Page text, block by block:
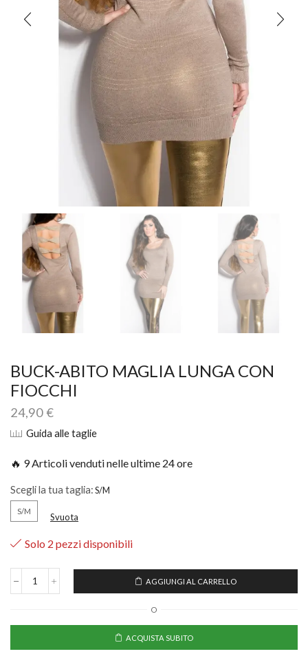
BUCK-ABITO MAGLIA LUNGA CON
FIOCCHI
24,90€
Guida alle taglie
🔥 9 Articoli venduti nelle ultime 24 ore
Scegli la tua taglia:
S/M Svuota
Solo 2 pezzi disponibili
AGGIUNGI AL CARRELLO
O
ACQUISTA SUBITO